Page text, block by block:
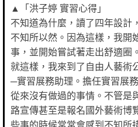
▲「洪子婷 實習心得」
不知道為什麼，讀了四年設計
不知所以然。因為這樣，我開
事，並開始嘗試著走出舒適圈。
就這樣，我來到了自由人藝
─實習展務助理。擔任實習展
從來沒有做過的事情。不管是
路宣傳甚至是報名國外藝術博